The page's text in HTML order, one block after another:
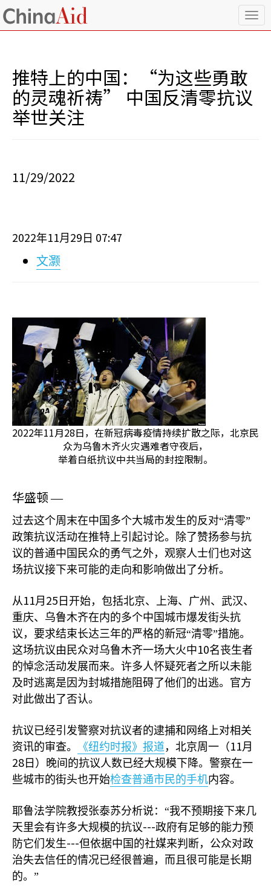
T
o
n
a
推特上的中国：“为这些勇敢
的灵魂祈祷” 中国反清零抗议
举世关注
11/29/2022
2022年11月 29 日 07:47
文灏
2022年11月28日，在新冠病毒疫情持续扩散之际，北京民
众为乌鲁木齐火灾遇难者守夜后，
举着白纸抗议中共当局的封控限制。
华盛顿 —
过去这个周末在中国多个大城市发生的反对“清零”
政策抗议活动在推特上引起讨论。除了赞扬参与抗
议的普通中国民众的勇气之外，观察人士们也对这
场抗议接下来可能的走向和影响做出了分析。
从11月 25 日开始，包括北京、上海、广州、武汉、
重庆、乌鲁木齐在内的多个中国城市爆发街头抗
议，要求结束长达三年的严格的新冠“清零”措施。
这场抗议由民众对乌鲁木齐一场大火中10名丧生者
的悼念活动发展而来。许多人怀疑死者之所以未能
及时逃离是因为封城措施阻碍了他们的出逃。官方
对此做出了否认。
抗议已经引发警察对抗议者的逮捕和网络上对相关
资讯的审查。
《纽约时报》报道 ，北京周一（ 11月
28 日）晚间的抗议人数已经大规模下降。警察在一
些城市的街头也开始检查普通市民的手机内容。
耶鲁法学院教授张泰苏分析说：“我不预期接下来几
天里会有许多大规模的抗议---政府有足够的能力预
防它们发生---但依据中国的社媒来判断，公众对政
治失去信任的情况已经很普遍，而且很可能是长期
的。”